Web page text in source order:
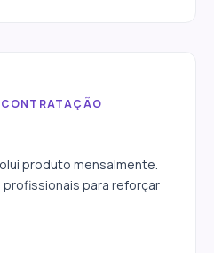
vs Squad
produto mensalmente.
profissionais para reforçar